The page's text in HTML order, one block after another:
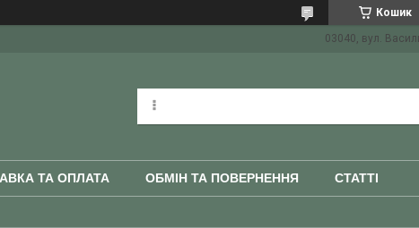
Кошик
03040, вул.
ТА ОПЛАТА ОБМІН ТА ПОВЕРНЕННЯ СТАТТІ